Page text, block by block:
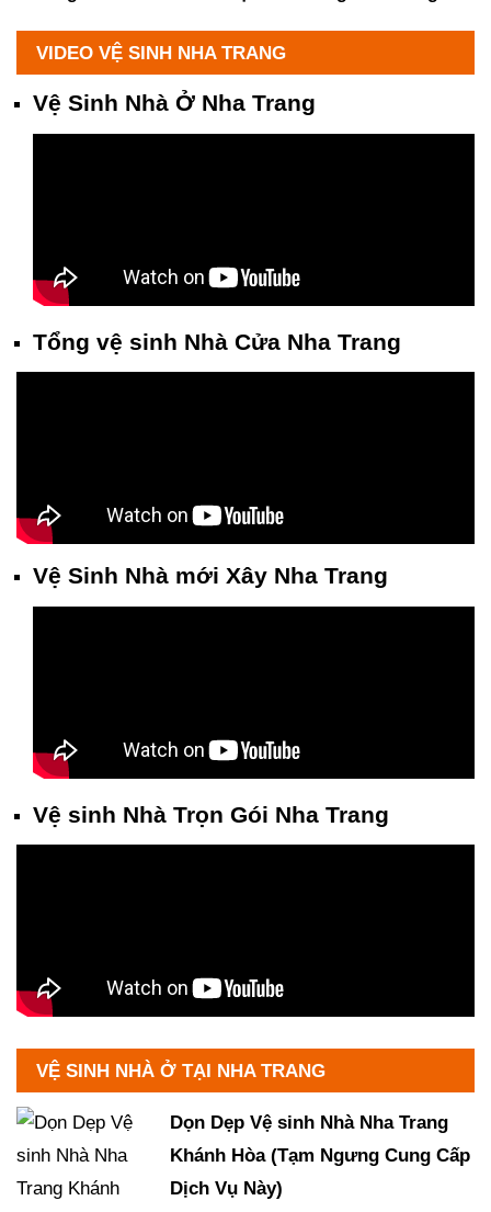
VIDEO VỆ SINH NHA TRANG
Vệ Sinh Nhà Ở Nha Trang
Tổng vệ sinh Nhà Cửa Nha Trang
Vệ Sinh Nhà mới Xây Nha Trang
Vệ sinh Nhà Trọn Gói Nha Trang
VỆ SINH NHÀ Ở TẠI NHA TRANG
Dọn Dẹp Vệ sinh Nhà Nha Trang
Khánh Hòa (Tạm Ngưng Cung Cấp
Dịch Vụ Này)